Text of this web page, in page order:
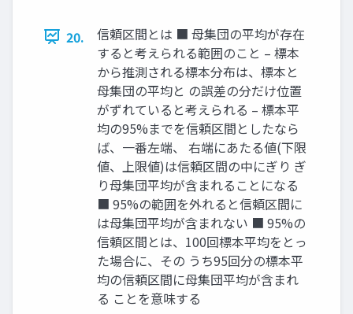
20.
信頼区間とは ■ 母集団の平均が存在
すると考えられる範囲のこと – 標本
から推測される標本分布は、標本と
母集団の平均と の誤差の分だけ位置
がずれていると考えられる – 標本平
均の95%までを信頼区間としたなら
ば、一番左端、 右端にあたる値(下限
値、上限値)は信頼区間の中にぎり ぎ
り母集団平均が含まれることになる
■ 95%の範囲を外れると信頼区間に
は母集団平均が含まれない ■ 95%の
信頼区間とは、100回標本平均をとっ
た場合に、その うち95回分の標本平
均の信頼区間に母集団平均が含まれ
る ことを意味する